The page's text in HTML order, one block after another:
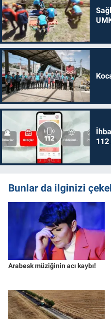
112
Bunlar da ilginizi
Arabesk müziğinin acı kaybı!